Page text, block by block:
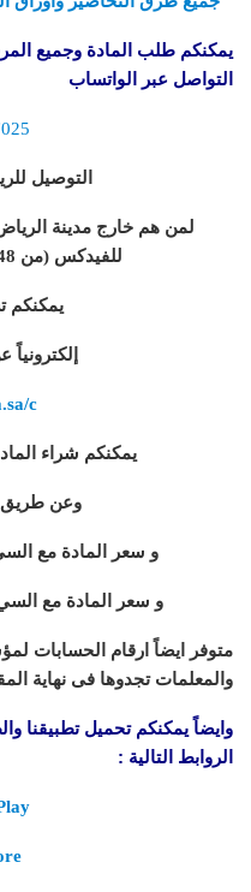
يمكنكم طلب المادة وجميع
التواصل عبر الواتساب
التوصيل
للفيدكس (من 48 ساعة الى 72 ساعة)
يمكنكم
c
يمكنكم شراء المادة
وعن طريق
و سعر المادة مع السي
و سعر المادة مع السي دي
متوفر ايضاً ارقام الحسابات
والمعلمات تجدوها فى نهاية
وايضاً يمكنكم تحميل تطبيقنا
الروابط التالية :